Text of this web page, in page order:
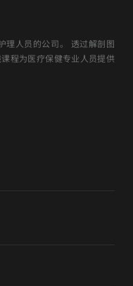
理人员的公司。 透过解剖图
程为医疗保健专业人员提供